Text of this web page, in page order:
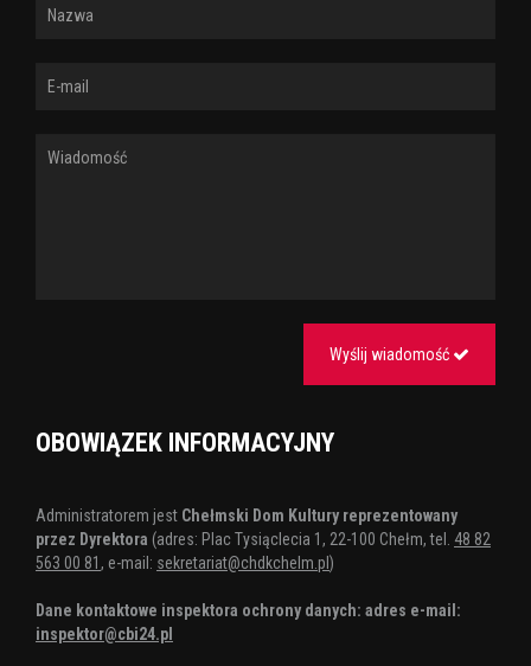
Wyślij wiadomość
OBOWIĄZEK INFORMACYJNY
Administratorem jest Chełmski Dom Kultury reprezentowany
przez Dyrektora (adres: Plac Tysiąclecia 1, 22-100 Chełm, tel. 48 82
563 00 81 , e-mail: sekretariat@chdkchelm.pl )
Dane kontaktowe inspektora ochrony danych: adres e-mail:
inspektor@cbi24.pl